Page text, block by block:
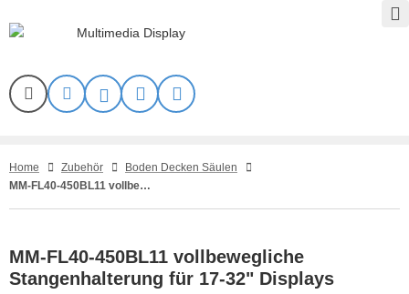
Home Zubehör
Boden Decken Säulen
MM-FL40-450BL11 vollbewegliche Stangenhalterung für 17-32 Displays
MM-FL40-450BL11 vollbewegliche
Stangenhalterung für 17-32" Displays